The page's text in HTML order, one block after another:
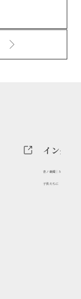
インタビ
青ノ蝋燭｜NOZOMI さん
子供たちに「ものづくり